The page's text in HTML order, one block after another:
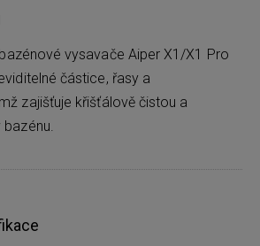
vysavače Aiper X1/X1 Pro
částice, řasy a
zajišťuje křišťálově čistou a